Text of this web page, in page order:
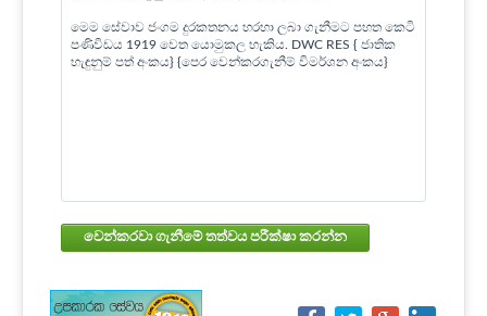
මෙම සේවාව ජංගම දුරකතනය හරහා ලබා ගැනීමට පහත කෙටි
පණිවිඩය 1919 වෙත යොමුකල හැකිය. DWC RES { ජාතික
හැඳුනුම් පත් අංකය} {පෙර වෙන්කරගැනීම් විමර්ශන අංකය}
වෙන්කරවා ගැනීමේ තත්වය පරීක්ෂා කරන්න